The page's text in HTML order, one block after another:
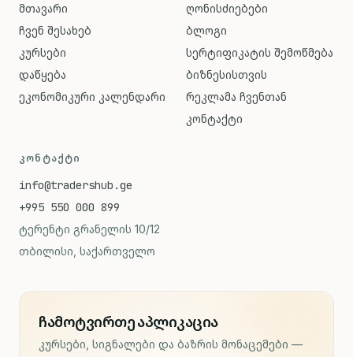
მთავარი
ჩვენ შესახებ
კურსები
დაწყება
ეკონომიკური კალენდარი
ღონისძიებები
ბლოგი
სერტიფიკატის შემოწმება
ბიზნესისთვის
რეკლამა ჩვენთან
კონტაქტი
ᲙᲝᲜᲢᲐᲥᲢᲘ
info@tradershub.ge
+995 550 000 899
ტერენტი გრანელის 10/12
თბილისი, საქართველო
ჩამოტვირთე აპლიკაცია
კურსები, სიგნალები და ბაზრის მონაცემები —